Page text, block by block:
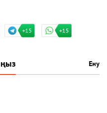
+15 +15
Ену